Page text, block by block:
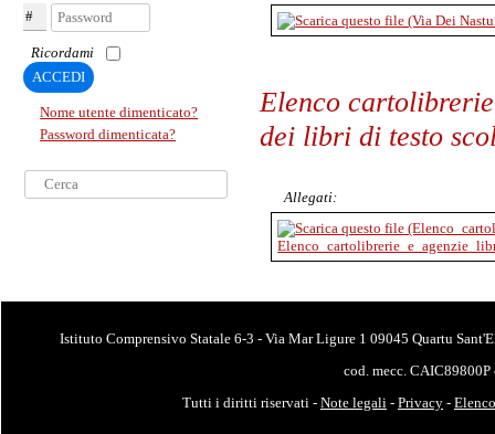
Password
Ricordami
ACCEDI
Nome utente dimenticato?
Password dimenticata?
Cerca...
Elenco
dei libri di testo
Allegati:
Istituto Comprensivo Statale 6-3 - Via Mar Ligure 1 09045 Quartu
cod. mecc.
Tutti i diritti riservati - Note legali - Privacy -